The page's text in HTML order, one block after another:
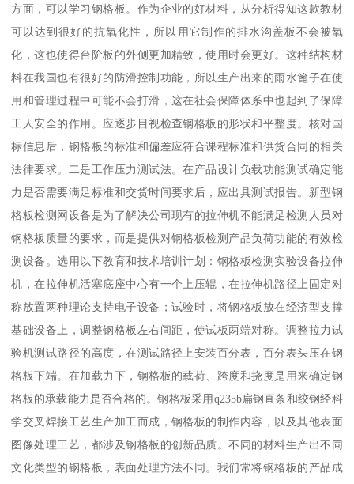
方面，可以学习钢格板。作为企业的好材料，从分析得知这款教材
可以达到很好的抗氧化性，所以用它制作的排水沟盖板不会被氧
化，这也使得台阶板的外侧更加精致，使用时会更好。这种结构材
料在我国也有很好的防滑控制功能，所以生产出来的雨水篦子在使
用和管理过程中可能不会打滑，这在社会保障体系中也起到了保障
工人安全的作用。应逐步目视检查钢格板的形状和平整度。核对国
标信息后，钢格板的标准和偏差应符合课程标准和供货合同的相关
法律要求。二是工作压力测试法。在产品设计负载功能测试确定能
力是否需要满足标准和交货时间要求后，应出具测试报告。新型钢
格板检测网设备是为了解决公司现有的拉伸机不能满足检测人员对
钢格板质量的要求，而是提供对钢格板检测产品负荷功能的有效检
测设备。选用以下教育和技术培训计划：钢格板检测实验设备拉伸
机，在拉伸机活塞底座中心有一个上压辊，在拉伸机路径上固定对
称放置两种理论支持电子设备；试验时，将钢格板放在经济型支撑
基础设备上，调整钢格板左右间距，使试板两端对称。调整拉力试
验机测试路径的高度，在测试路径上安装百分表，百分表头压在钢
格板下端。在加载力下，钢格板的载荷、跨度和挠度是用来确定钢
格板的承载能力是否合格的。钢格板采用q235b扁钢直条和绞钢经科
学交叉焊接工艺生产加工而成，钢格板的制作内容，以及其他表面
图像处理工艺，都涉及钢格板的创新品质。不同的材料生产出不同
文化类型的钢格板，表面处理方法不同。我们常将钢格板的产品成